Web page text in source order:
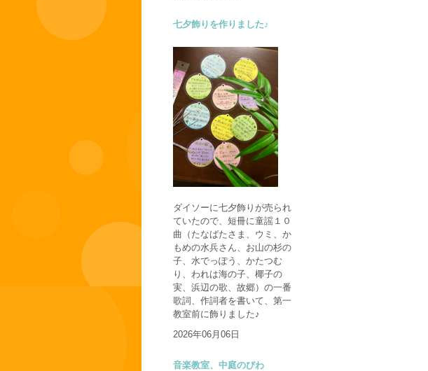
七夕飾りを作りました♪
ダイソーに七夕飾りが売られ
ていたので、短冊に童謡１０
曲（たなばたさま、ウミ、か
もめの水兵さん、お山の杉の
子、水でっぽう、かたつむ
り、われは海の子、椰子の
実、浜辺の歌、故郷）の一番
歌詞、作詞者を書いて、第一
教室前に飾りました♪
2026年06月06日
音楽教室、中庭のびわ